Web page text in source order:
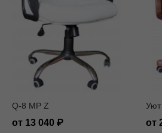
Q-8 MP Z
от 13 040 от